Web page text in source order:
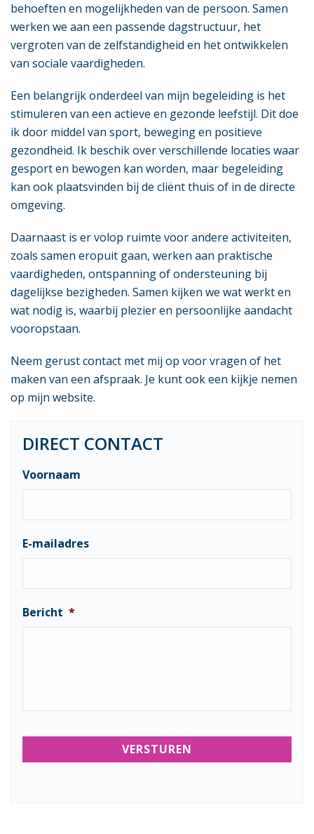
behoeften en mogelijkheden van de persoon. Samen
werken we aan een passende dagstructuur, het
vergroten van de zelfstandigheid en het ontwikkelen
van sociale vaardigheden.
Een belangrijk onderdeel van mijn begeleiding is het
stimuleren van een actieve en gezonde leefstijl. Dit doe
ik door middel van sport, beweging en positieve
gezondheid. Ik beschik over verschillende locaties waar
gesport en bewogen kan worden, maar begeleiding
kan ook plaatsvinden bij de cliënt thuis of in de directe
omgeving.
Daarnaast is er volop ruimte voor andere activiteiten,
zoals samen eropuit gaan, werken aan praktische
vaardigheden, ontspanning of ondersteuning bij
dagelijkse bezigheden. Samen kijken we wat werkt en
wat nodig is, waarbij plezier en persoonlijke aandacht
vooropstaan.
Neem gerust contact met mij op voor vragen of het
maken van een afspraak. Je kunt ook een kijkje nemen
op mijn website.
DIRECT CONTACT
Voornaam
E-mailadres
Bericht *